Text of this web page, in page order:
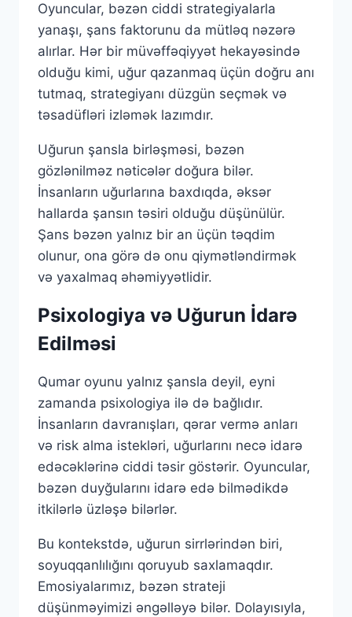
Oyuncular, bəzən ciddi strategiyalarla
yanaşı, şans faktorunu da mütləq nəzərə
alırlar. Hər bir müvəffəqiyyət hekayəsində
olduğu kimi, uğur qazanmaq üçün doğru anı
tutmaq, strategiyanı düzgün seçmək və
təsadüfləri izləmək lazımdır.
Uğurun şansla birləşməsi, bəzən
gözlənilməz nəticələr doğura bilər.
İnsanların uğurlarına baxdıqda, əksər
hallarda şansın təsiri olduğu düşünülür.
Şans bəzən yalnız bir an üçün təqdim
olunur, ona görə də onu qiymətləndirmək
və yaxalmaq əhəmiyyətlidir.
Psixologiya və Uğurun İdarə
Edilməsi
Qumar oyunu yalnız şansla deyil, eyni
zamanda psixologiya ilə də bağlıdır.
İnsanların davranışları, qərar vermə anları
və risk alma istekləri, uğurlarını necə idarə
edəcəklərinə ciddi təsir göstərir. Oyuncular,
bəzən duyğularını idarə edə bilmədikdə
itkilərlə üzləşə bilərlər.
Bu kontekstdə, uğurun sirrlərindən biri,
soyuqqanlılığını qoruyub saxlamaqdır.
Emosiyalarımız, bəzən strateji
düşünməyimizi əngəlləyə bilər. Dolayısıyla,